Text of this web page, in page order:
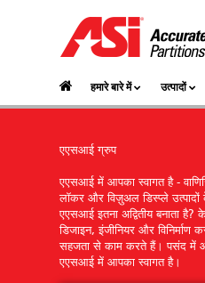
हमारे बारे में उत्पादों
एएसआई ग्रुप
एएसआई में आपका स्वागत है -
लॉकर और विज़ुअल डिस्प्ले उत्पादों
एएसआई इतना अद्वितीय बनाता
डिजाइन, इंजीनियर और
सहजता से काम करते हैं। पसंद में
एएसआई में आपका स्वागत है।